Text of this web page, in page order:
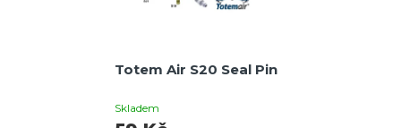
Totem Air S20 Seal Pin
Skladem